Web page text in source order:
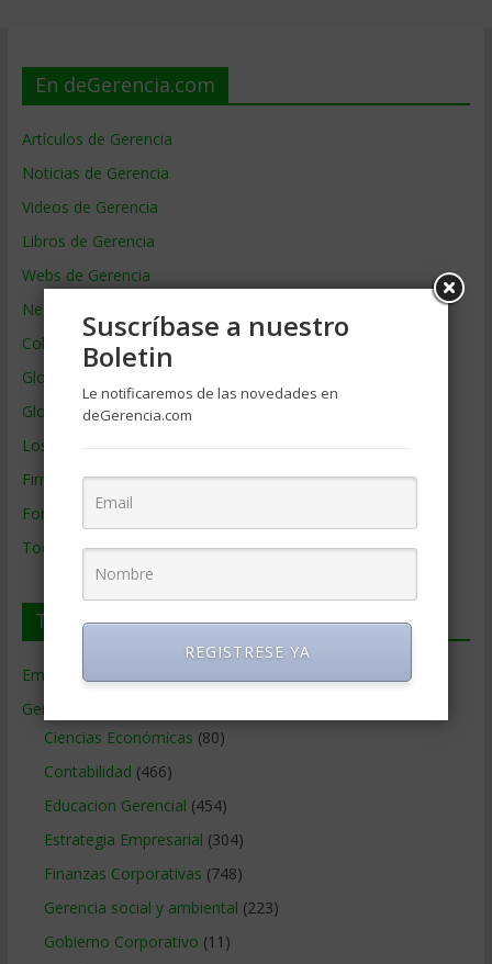
En deGerencia.com
Artículos de Gerencia
Noticias de Gerencia
Videos de Gerencia
Libros de Gerencia
Webs de Gerencia
Negocios por País
Colaboradores de Gerencia
Glosario
Glosario Inglés – Español
Los mejores MBA
Firmas de Gerencia
Formación de Gerencia
Todos los Temas
Temas de Gerencia
Empresas de Gerencia
Gerencia
Ciencias Económicas (80)
Contabilidad (466)
Educacion Gerencial (454)
Estrategia Empresarial (304)
Finanzas Corporativas (748)
Gerencia social y ambiental (223)
Gobierno Corporativo (11)
Suscríbase a nuestro
Boletin
Le notificaremos de las novedades en
deGerencia.com
REGISTRESE YA